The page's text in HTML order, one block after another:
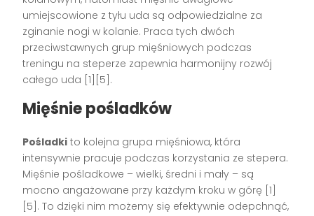
umiejscowione z tyłu uda są odpowiedzialne za
zginanie nogi w kolanie. Praca tych dwóch
przeciwstawnych grup mięśniowych podczas
treningu na steperze zapewnia harmonijny rozwój
całego uda [1][5].
Mięśnie pośladków
Pośladki to kolejna grupa mięśniowa, która
intensywnie pracuje podczas korzystania ze stepera.
Mięśnie pośladkowe – wielki, średni i mały – są
mocno angażowane przy każdym kroku w górę [1]
[5]. To dzięki nim możemy się efektywnie odepchnąć,